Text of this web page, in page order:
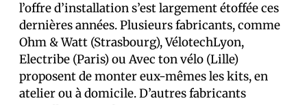
l’offre d’installation s’est largement étoffée ces
dernières années. Plusieurs fabricants, comme
Ohm & Watt (Strasbourg), VélotechLyon,
Electribe (Paris) ou Avec ton vélo (Lille)
proposent de monter eux-mêmes les kits, en
atelier ou à domicile. D’autres fabricants